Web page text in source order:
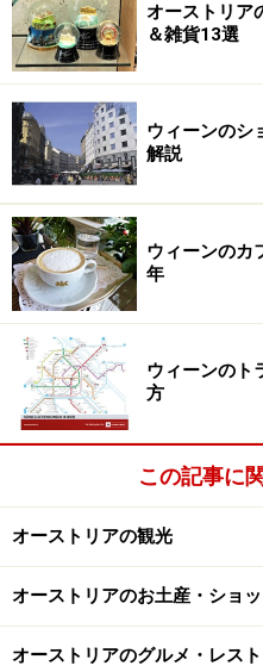
オーストリア
＆雑貨13選
ウィーンのシ
解説
ウィーンのカ
年
ウィーンのト
方
この記事に
オーストリアの観光
オーストリアのお土産・ショ
オーストリアのグルメ・レス